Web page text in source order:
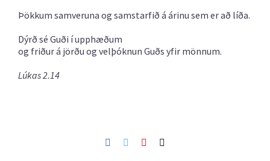
Þökkum samveruna og samstarfið á árinu sem er að líða.
Dýrð sé Guði í upphæðum
og friður á jörðu og velþóknun Guðs yfir mönnum.
Lúkas 2.14
Facebook
TwitterPinterest